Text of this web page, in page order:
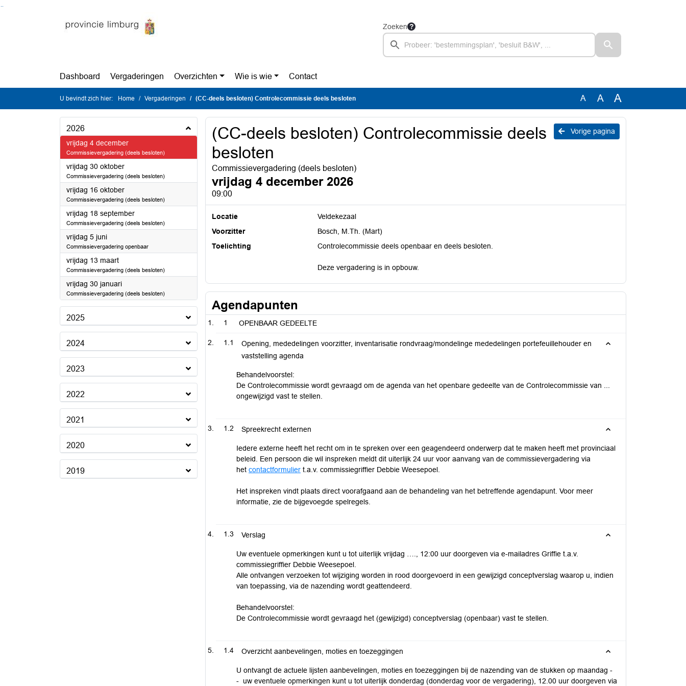
Zoeken
Dashboard Vergaderingen Overzichten Wie is wie Contact
U bevindt zich hier: Home Vergaderingen (CC-deels besloten) Controlecommissie deels besloten A A A
2026
vrijdag 4 december2026
Commissievergadering (deels besloten)
vrijdag 30 oktober2026
Commissievergadering (deels besloten)
vrijdag 16 oktober2026
Commissievergadering (deels besloten)
vrijdag 18 september2026
Commissievergadering (deels besloten)
vrijdag 5 juni2026
Commissievergadering openbaar
vrijdag 13 maart2026
Commissievergadering (deels besloten)
vrijdag 30 januari2026
Commissievergadering (deels besloten)
2025
2024
2023
2022
2021
2020
2019
Vorige pagina
(CC-deels besloten) Controlecommissie deels
besloten
Commissievergadering (deels besloten)
vrijdag 4 december 2026
09:00
Locatie
Veldekezaal
Voorzitter
Bosch, M.Th. (Mart)
Toelichting
Controlecommissie deels openbaar en deels besloten.
Deze vergadering is in opbouw.
Agendapunten
1 OPENBAAR GEDEELTE
1.1
Opening, mededelingen voorzitter, inventarisatie rondvraag/mondelinge mededelingen portefeuillehouder en
vaststelling agenda
Behandelvoorstel:
De Controlecommissie wordt gevraagd om de agenda van het openbare gedeelte van de Controlecommissie van ...
ongewijzigd vast te stellen.
1.2 Spreekrecht externen
Iedere externe heeft het recht om in te spreken over een geagendeerd onderwerp dat te maken heeft met provinciaal
beleid. Een persoon die wil inspreken meldt dit uiterlijk 24 uur voor aanvang van de commissievergadering via
het contactformulier t.a.v. commissiegriffier Debbie Weesepoel.
Het inspreken vindt plaats direct voorafgaand aan de behandeling van het betreffende agendapunt. Voor meer
informatie, zie de bijgevoegde spelregels.
1.3 Verslag
Uw eventuele opmerkingen kunt u tot uiterlijk vrijdag …., 12:00 uur doorgeven via e-mailadres Griffie t.a.v.
commissiegriffier Debbie Weesepoel.
Alle ontvangen verzoeken tot wijziging worden in rood doorgevoerd in een gewijzigd conceptverslag waarop u, indien
van toepassing, via de nazending wordt geattendeerd.
Behandelvoorstel:
De Controlecommissie wordt gevraagd het (gewijzigd) conceptverslag (openbaar) vast te stellen.
1.4 Overzicht aanbevelingen, moties en toezeggingen
U ontvangt de actuele lijsten aanbevelingen, moties en toezeggingen bij de nazending van de stukken op maandag -
- uw eventuele opmerkingen kunt u tot uiterlijk donderdag (donderdag voor de vergadering), 12.00 uur doorgeven via